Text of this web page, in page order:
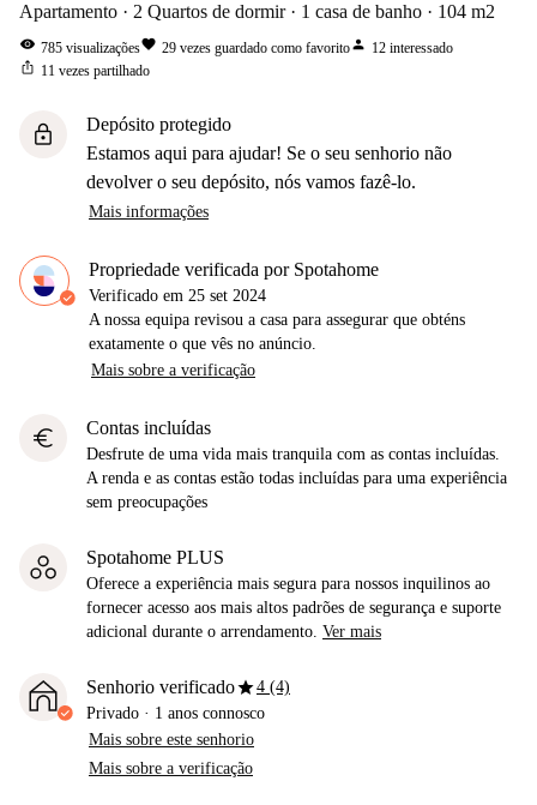
Apartamento 2 Quartos de dormir 1 casa de banho 104 m2
visibility 785 visualizaçõesfavorite 29 vezes guardado como favoritoperson 12 interessado
ios_share 11 vezes partilhado
lock
Depósito protegido
Estamos aqui para ajudar! Se o seu senhorio não
devolver o seu depósito, nós vamos fazê-lo.
Mais informações
Propriedade verificada por Spotahome
Verificado em 25 set 2024
A nossa equipa revisou a casa para assegurar que obténs
exatamente o que vês no anúncio.
Mais sobre a verificação
euro Contas incluídas
Desfrute de uma vida mais tranquila com as contas incluídas.
A renda e as contas estão todas incluídas para uma experiência
sem preocupações
Spotahome PLUS
Oferece a experiência mais segura para nossos inquilinos ao
fornecer acesso aos mais altos padrões de segurança e suporte
adicional durante o arrendamento. Ver mais
Senhorio verificadostar4 (4)
Privado · 1 anos connosco
Mais sobre este senhorio
Mais sobre a verificação